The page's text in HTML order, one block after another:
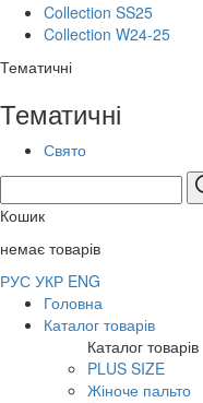
Collection SS25
Collection W24-25
Тематичні
Тематичні
Свято
Кошик
немає товарів
РУС УКР ENG
Головна
Каталог товарів
Каталог товарів
PLUS SIZE
Жіноче пальто